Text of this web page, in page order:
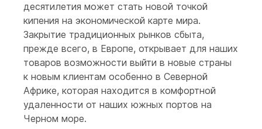
десятилетия может стать новой точкой
кипения на экономической карте мира.
Закрытие традиционных рынков сбыта,
прежде всего, в Европе, открывает для наших
товаров возможности выйти в новые страны
к новым клиентам особенно в Северной
Африке, которая находится в комфортной
удаленности от наших южных портов на
Черном море.